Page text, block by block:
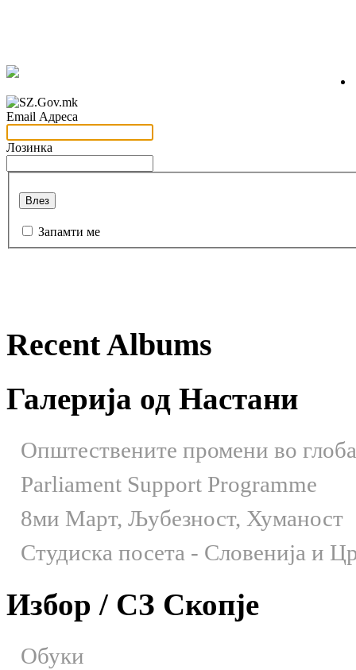
Email Адреса
Лозинка
Влез
Запамти ме
Recent Albums
Галерија од Настани
Општествените промени во
Parliament Support Programme
8ми Март, Љубезност, Хуманост
Студиска посета - Словенија и
Избор / СЗ Скопје
Обуки